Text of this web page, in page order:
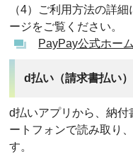
（4）ご利用方法の詳
ージをご覧ください。
PayPay公式ホー
d払い（請求書払い）
d払いアプリから、納
ートフォンで読み取り
す。